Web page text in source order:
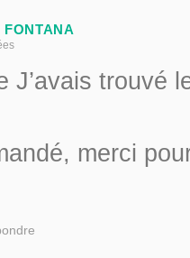
J’avais trouvé
merci